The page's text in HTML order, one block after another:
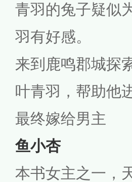
青羽的兔子疑似
羽有好感。
来到鹿鸣郡城探
叶青羽，帮助他
最终嫁给男主
鱼小杏
本书女主之一，